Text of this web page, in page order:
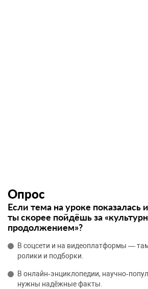
Опрос
Если тема на уроке показалась
ты скорее пойдёшь за
продолжением»?
В соцсети и на видеоплатформы —
ролики и подборки.
В онлайн‑энциклопедии,
нужны надёжные факты.